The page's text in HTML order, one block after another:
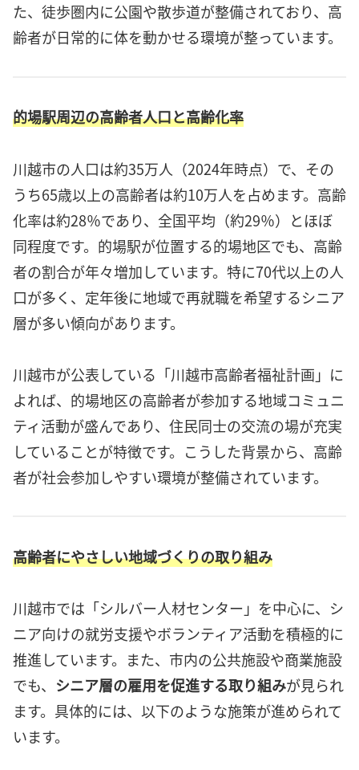
た、徒歩圏内に公園や散歩道が整備されており、高
齢者が日常的に体を動かせる環境が整っています。
的場駅周辺の高齢者人口と高齢化率
川越市の人口は約35万人（2024年時点）で、その
うち65歳以上の高齢者は約10万人を占めます。高齢
化率は約28％であり、全国平均（約29％）とほぼ
同程度です。的場駅が位置する的場地区でも、高齢
者の割合が年々増加しています。特に70代以上の人
口が多く、定年後に地域で再就職を希望するシニア
層が多い傾向があります。
川越市が公表している「川越市高齢者福祉計画」に
よれば、的場地区の高齢者が参加する地域コミュニ
ティ活動が盛んであり、住民同士の交流の場が充実
していることが特徴です。こうした背景から、高齢
者が社会参加しやすい環境が整備されています。
高齢者にやさしい地域づくりの取り組み
川越市では「シルバー人材センター」を中心に、シ
ニア向けの就労支援やボランティア活動を積極的に
推進しています。また、市内の公共施設や商業施設
でも、 シニア層の雇用を促進する取り組みが見られ
ます。具体的には、以下のような施策が進められて
います。